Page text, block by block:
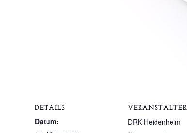
DETAILS
Datum:
VERANSTALTER
DRK Heidenheim